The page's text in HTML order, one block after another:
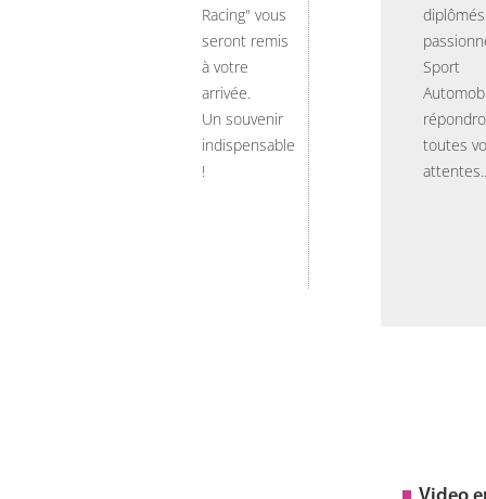
Racing" vous
seront remis
à votre
arrivée.
Un souvenir
indispensable
!
Sport
toutes